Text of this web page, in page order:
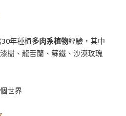
30年種植多肉系植物經驗，其中
樹、龍舌蘭、蘇鐵、沙漠玫瑰
世界